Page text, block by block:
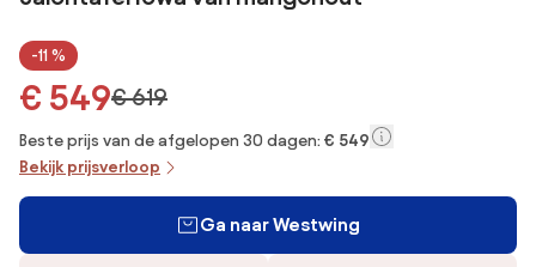
-11 %
€ 549€ 619
Beste prijs van de afgelopen 30 dagen: € 549
Bekijk prijsverloop
Ga naar Westwing